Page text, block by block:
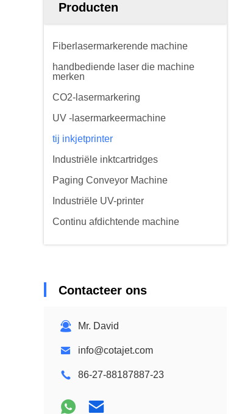
Producten
Fiberlasermarkerende machine
handbediende laser die machine
merken
CO2-lasermarkering
UV -lasermarkeermachine
tij inkjetprinter
Industriële inktcartridges
Paging Conveyor Machine
Industriële UV-printer
Continu afdichtende machine
Contacteer ons
Mr. David
info@cotajet.com
86-27-88187887-23